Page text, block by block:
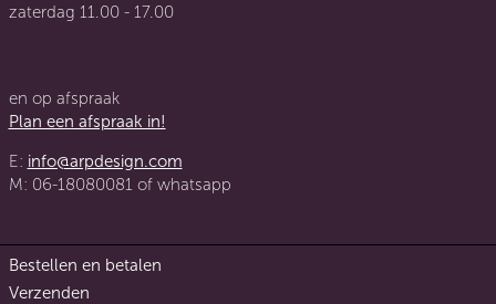
zaterdag 11.00 - 17.00
en op afspraak
Plan een afspraak in!
E: info@arpdesign.com
M: 06-18080081 of whatsapp
Bestellen en betalen
Verzenden